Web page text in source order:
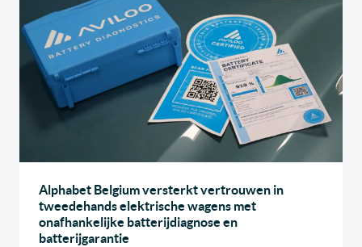
Alphabet Belgium versterkt vertrouwen in
tweedehands elektrische wagens met
onafhankelijke batterijdiagnose en
batterijgarantie